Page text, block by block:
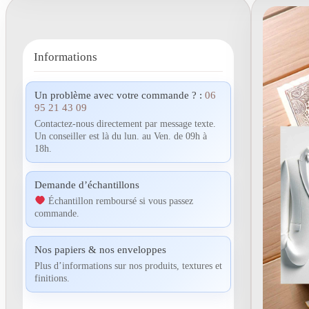
Informations
Un problème avec votre commande ? : 06
95 21 43 09
Contactez-nous directement par message texte.
Un conseiller est là du lun. au Ven. de 09h à
18h.
Demande d’échantillons
Échantillon remboursé si vous passez
commande.
Nos papiers & nos enveloppes
Plus d’informations sur nos produits, textures et
finitions.